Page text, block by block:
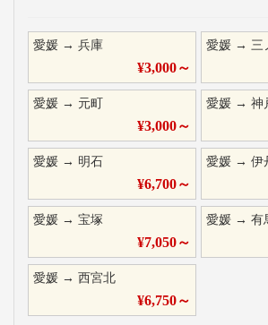
愛媛 → 兵庫
¥3,000～
愛媛 →三
愛媛 → 元町
¥3,000～
愛媛 →神
愛媛 → 明石
¥6,700～
愛媛 →伊
愛媛 → 宝塚
¥7,050～
愛媛 →有
愛媛 → 西宮北
¥6,750～